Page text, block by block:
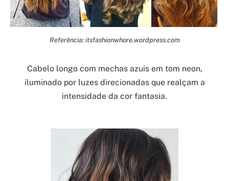
Referência: itsfashionwhore.wordpress.com
Cabelo longo com mechas azuis em tom neon,
iluminado por luzes direcionadas que realçam a
intensidade da cor fantasia.